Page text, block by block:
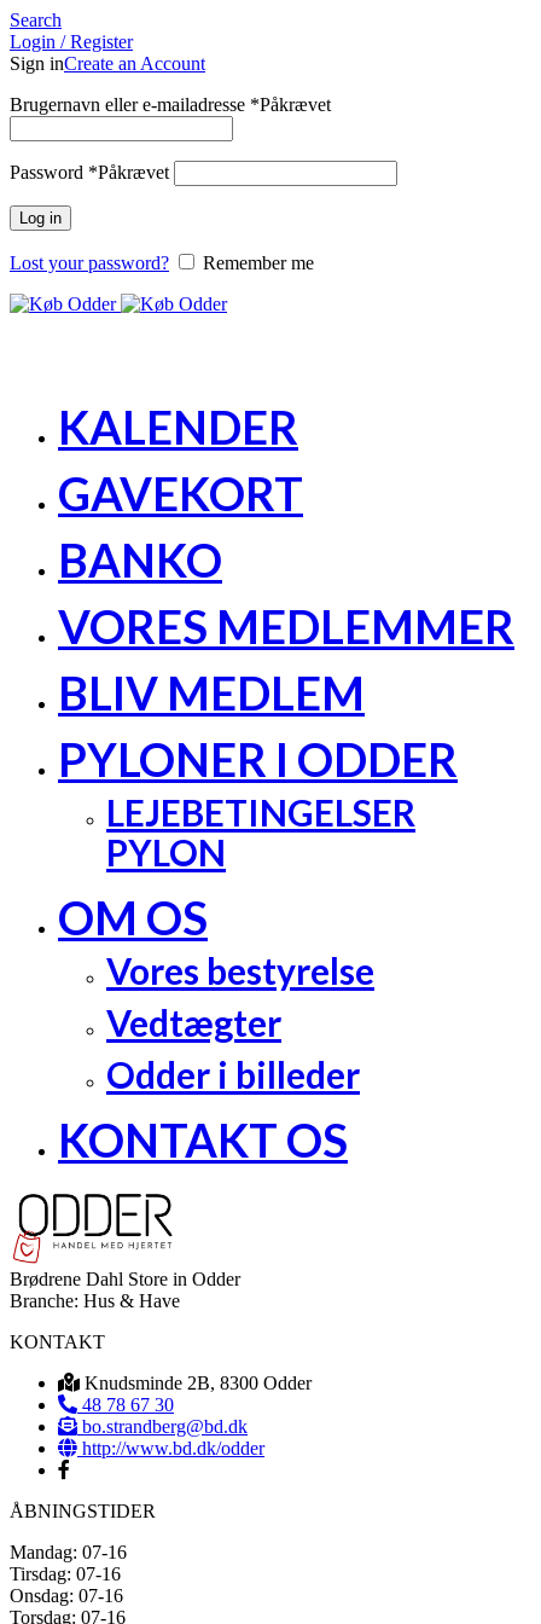
Search
Login / Register
Sign inCreate an Account
Brugernavn eller e-mailadresse *Påkrævet
Password *Påkrævet
Log in
Lost your password? Remember me
KALENDER
GAVEKORT
BANKO
VORES MEDLEMMER
BLIV MEDLEM
PYLONER I ODDER
LEJEBETINGELSER
PYLON
OM OS
Vores bestyrelse
Vedtægter
Odder i billeder
KONTAKT OS
Brødrene Dahl Store in Odder
Branche: Hus & Have
KONTAKT
Knudsminde 2B, 8300 Odder
48 78 67 30
bo.strandberg@bd.dk
http://www.bd.dk/odder
ÅBNINGSTIDER
Mandag: 07-16
Tirsdag: 07-16
Onsdag: 07-16
Torsdag: 07-16